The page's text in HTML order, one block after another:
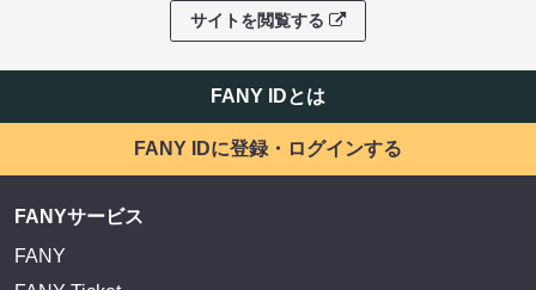
サイトを閲覧する
FANY IDとは
FANY IDに登録・ログインする
FANYサービス
FANY